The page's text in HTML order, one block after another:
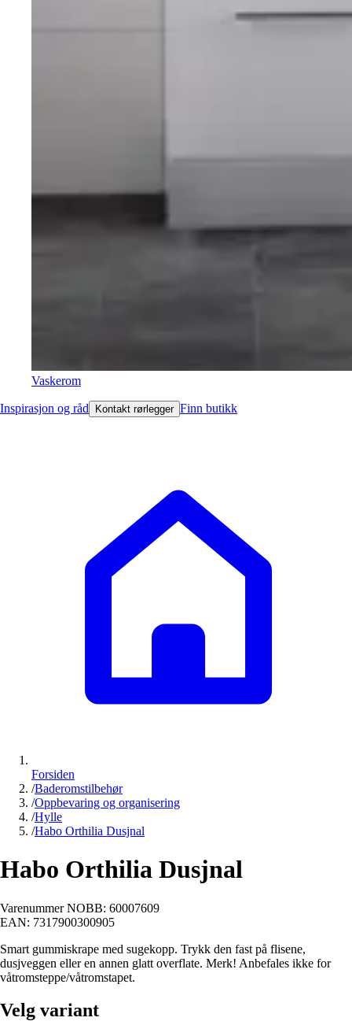
Vaskerom
Inspirasjon og råd Kontakt rørlegger Finn butikk
Forsiden
/Baderomstilbehør
/Oppbevaring og organisering
/Hylle
/Habo Orthilia Dusjnal
Habo Orthilia Dusjnal
Varenummer NOBB: 60007609
EAN: 7317900300905
Smart gummiskrape med sugekopp. Trykk den fast på flisene,
dusjveggen eller en annen glatt overflate. Merk! Anbefales ikke for
våtromsteppe/våtromstapet.
Velg variant